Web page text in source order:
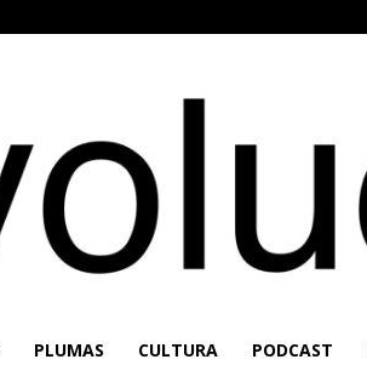
PLUMAS CULTURA PODCAST